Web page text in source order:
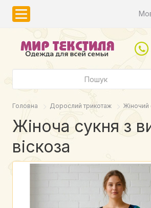
Головна Дорослий трикотаж Жіночий
Жіноча сукня з
віскоза